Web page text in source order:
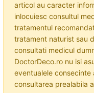
articol au caracter
inlocuiesc consultul
tratamentul
tratament naturist sau
consultati medicul
DoctorDeco.ro nu isi
eventualele consecinte
consultarea prealabila